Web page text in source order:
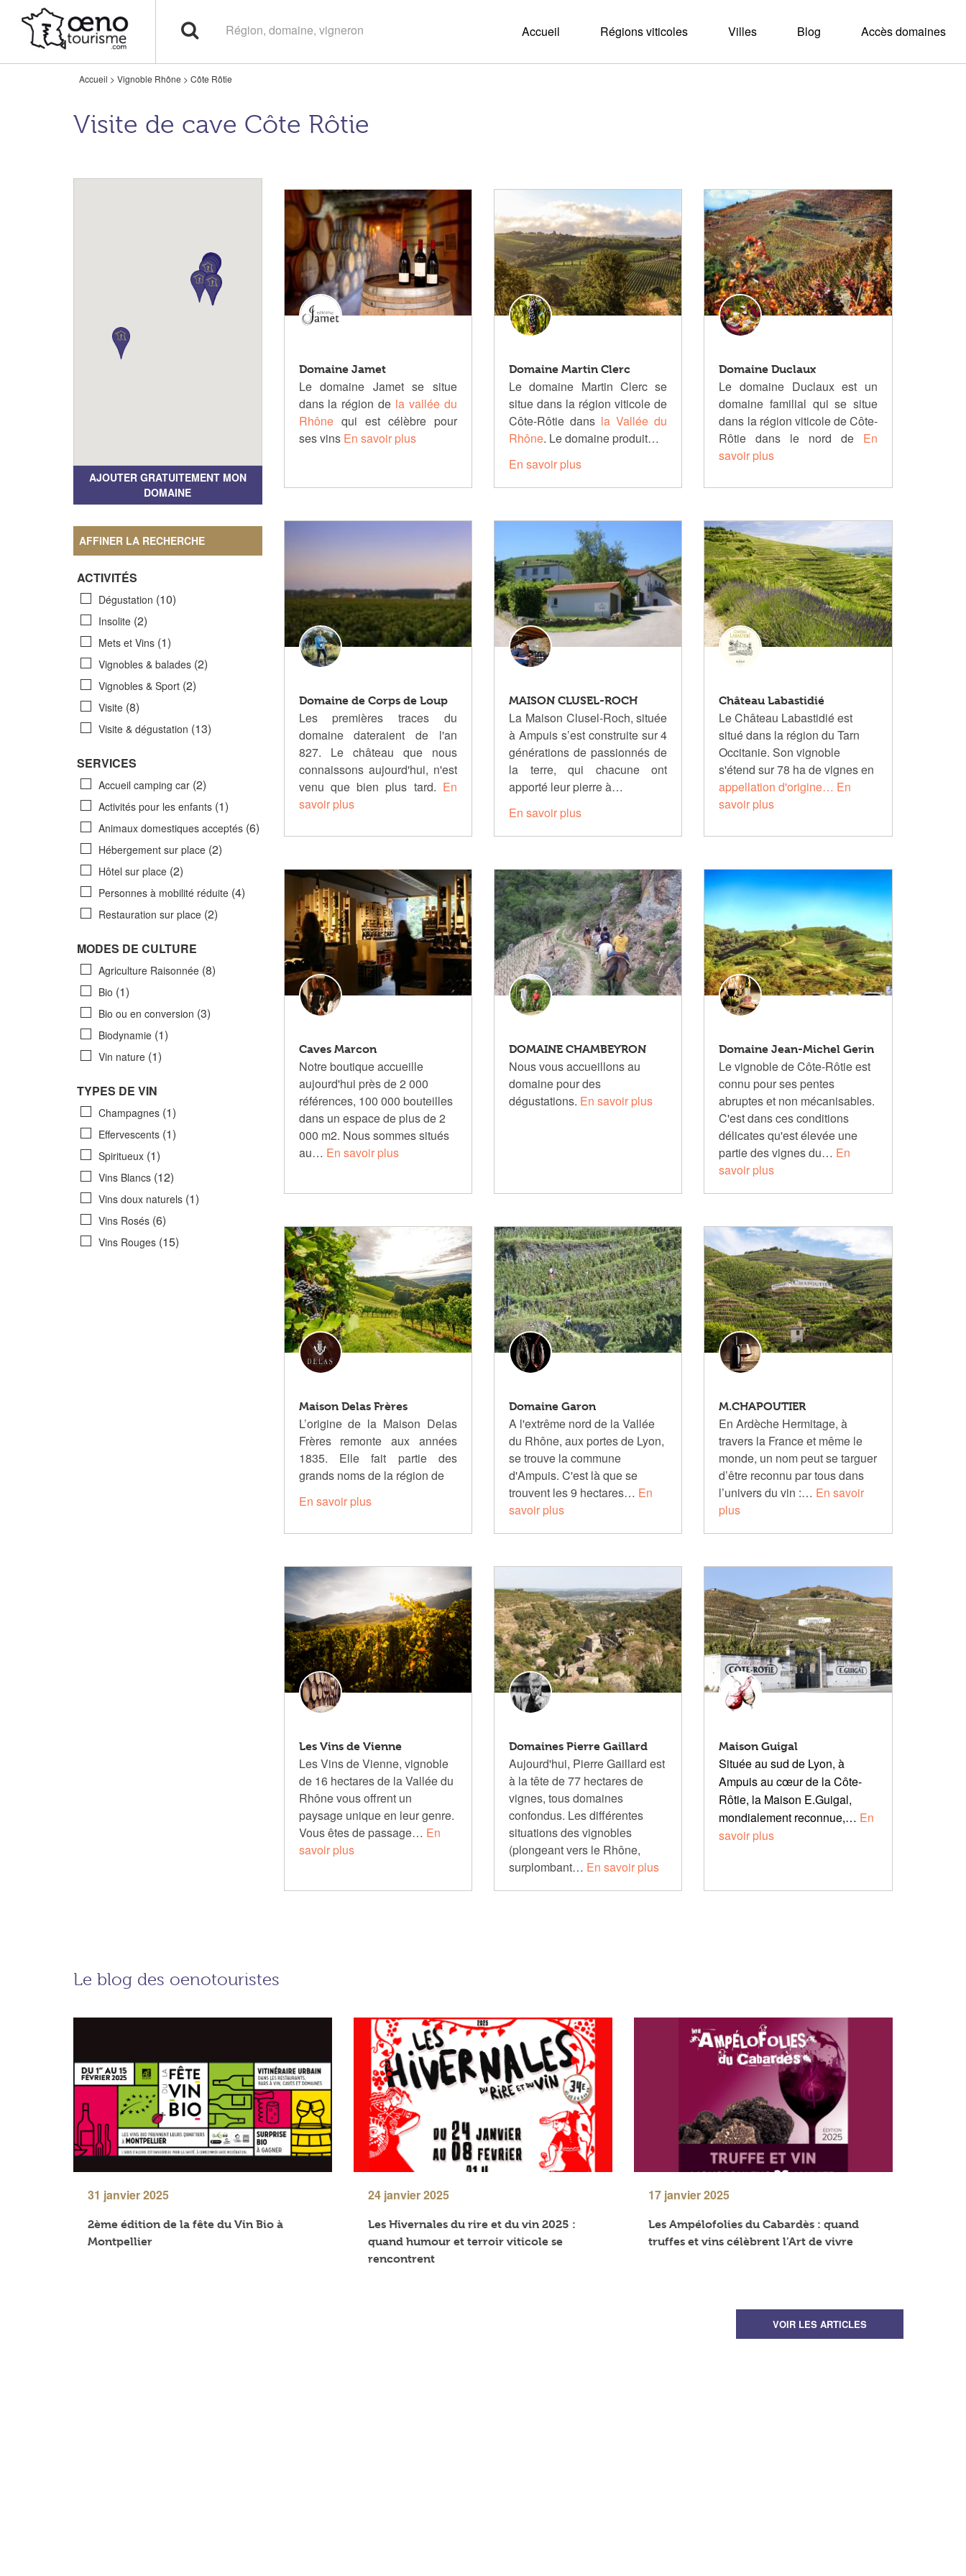
Accueil Régions viticoles Villes Blog Accès domaines
Accueil > Vignoble Rhône > Côte Rôtie
Visite de cave Côte Rôtie
AJOUTER GRATUITEMENT MON
DOMAINE
AFFINER LA RECHERCHE
ACTIVITÉS
Dégustation (10)
Insolite (2)
Mets et Vins (1)
Vignobles & balades (2)
Vignobles & Sport (2)
Visite (8)
Visite & dégustation (13)
SERVICES
Accueil camping car (2)
Activités pour les enfants (1)
Animaux domestiques acceptés (6)
Hébergement sur place (2)
Hôtel sur place (2)
Personnes à mobilité réduite (4)
Restauration sur place (2)
MODES DE CULTURE
Agriculture Raisonnée (8)
Bio (1)
Bio ou en conversion (3)
Biodynamie (1)
Vin nature (1)
TYPES DE VIN
Champagnes (1)
Effervescents (1)
Spiritueux (1)
Vins Blancs (12)
Vins doux naturels (1)
Vins Rosés (6)
Vins Rouges (15)
Domaine Jamet
Le domaine Jamet se situe
dans la région de la vallée du
Rhônequi est célèbre pour
ses vins En savoir plus
Domaine Martin Clerc
Le domaine Martin Clerc se
situe dans la région viticole de
Côte-Rôtie dans la Vallée du
Rhône. Le domaine produit…
En savoir plus
Domaine Duclaux
Le domaine Duclaux est un
domaine familial qui se situe
dans la région viticole de Côte-
Rôtie dans le nord de En
savoir plus
Domaine de Corps de Loup
Les premières traces du
domaine dateraient de l'an
827. Le château que nous
connaissons aujourd'hui, n'est
venu que bien plus tard. En
savoir plus
MAISON CLUSEL-ROCH
La Maison Clusel-Roch, située
à Ampuis s’est construite sur 4
générations de passionnés de
la terre, qui chacune ont
apporté leur pierre à…
En savoir plus
Château Labastidié
Le Château Labastidié est
situé dans la région du Tarn
Occitanie. Son vignoble
s'étend sur 78 ha de vignes en
appellation d'origine… En
savoir plus
Caves Marcon
Notre boutique accueille
aujourd'hui près de 2 000
références, 100 000 bouteilles
dans un espace de plus de 2
000 m2. Nous sommes situés
au… En savoir plus
DOMAINE CHAMBEYRON
Nous vous accueillons au
domaine pour des
dégustations. En savoir plus
Domaine Jean-Michel Gerin
Le vignoble de Côte-Rôtie est
connu pour ses pentes
abruptes et non mécanisables.
C'est dans ces conditions
délicates qu'est élevée une
partie des vignes du… En
savoir plus
Maison Delas Frères
L’origine de la Maison Delas
Frères remonte aux années
1835. Elle fait partie des
grands noms de la région de
En savoir plus
Domaine Garon
A l'extrême nord de la Vallée
du Rhône, aux portes de Lyon,
se trouve la commune
d'Ampuis. C'est là que se
trouvent les 9 hectares… En
savoir plus
M.CHAPOUTIER
En Ardèche Hermitage, à
travers la France et même le
monde, un nom peut se targuer
d’être reconnu par tous dans
l’univers du vin :… En savoir
plus
Les Vins de Vienne
Les Vins de Vienne, vignoble
de 16 hectares de la Vallée du
Rhône vous offrent un
paysage unique en leur genre.
Vous êtes de passage… En
savoir plus
Domaines Pierre Gaillard
Aujourd'hui, Pierre Gaillard est
à la tête de 77 hectares de
vignes, tous domaines
confondus. Les différentes
situations des vignobles
(plongeant vers le Rhône,
surplombant… En savoir plus
Maison Guigal
Située au sud de Lyon, à
Ampuis au cœur de la Côte-
Rôtie, la Maison E.Guigal,
mondialement reconnue,… En
savoir plus
Le blog des oenotouristes
31 janvier 2025
2ème édition de la fête du Vin Bio à
Montpellier
24 janvier 2025
Les Hivernales du rire et du vin 2025 :
quand humour et terroir viticole se
rencontrent
17 janvier 2025
Les Ampélofolies du Cabardès : quand
truffes et vins célèbrent l’Art de vivre
VOIR LES ARTICLES